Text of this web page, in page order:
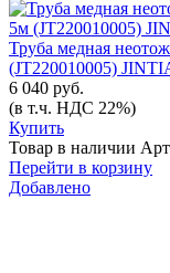
Труба медная
(JT220010005)
6 040 руб.
(в т.ч. НДС 22%)
Купить
Товар в наличии
Перейти в корзину
Добавлено